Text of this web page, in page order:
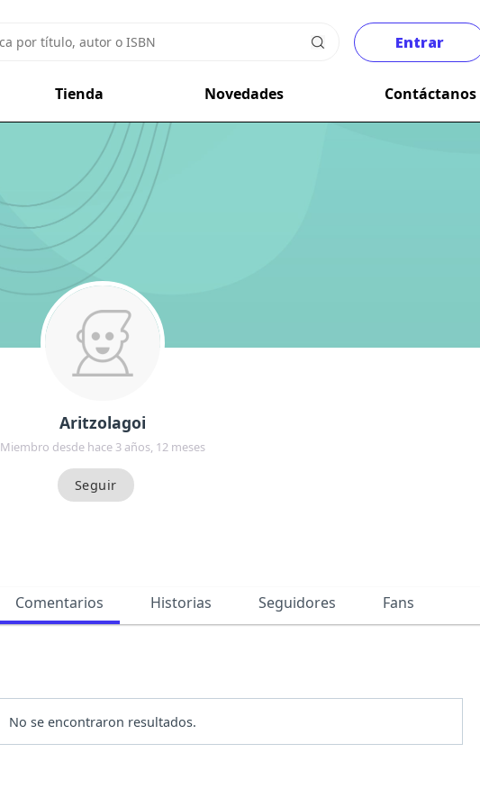
Entrar
Tienda Novedades Contáctanos
Aritzolagoi
Miembro desde hace 3 años, 12 meses
Comentarios Historias Seguidores Fans
No se encontraron resultados.